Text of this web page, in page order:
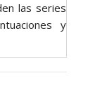
las series
y